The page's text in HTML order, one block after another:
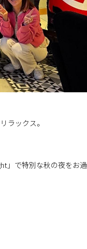
ラックス。
」で特別な秋の夜をお過